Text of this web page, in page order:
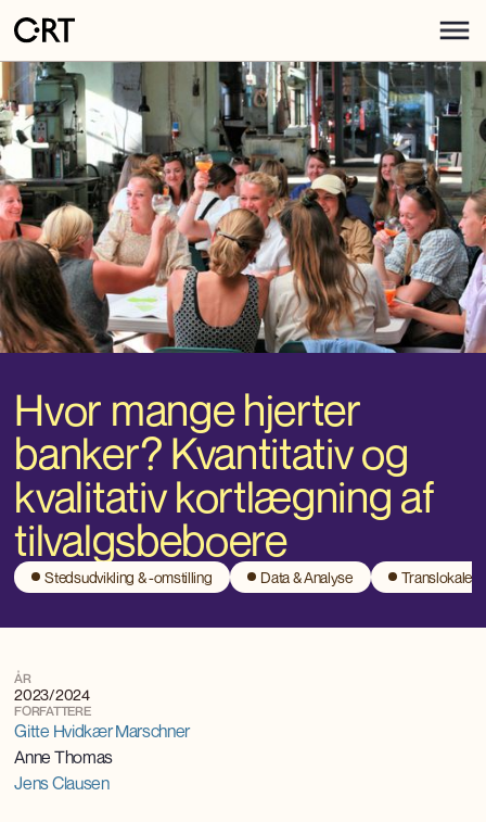
Hvor mange hjerter
banker? Kvantitativ og
kvalitativ kortlægning af
tilvalgsbeboere
Stedsudvikling & -omstilling Data & Analyse Translokale
ÅR
2023/2024
FORFATTERE
Gitte Hvidkær Marschner
Anne Thomas
Jens Clausen